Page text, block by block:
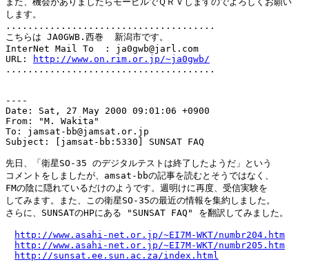
します。
......................................
こちらは JA0GWB.西巻  新潟市です。
InterNet Mail To  : ja0gwb@jarl.com
URL:
http://www.on.rim.or.jp/~ja0gwb/
......................................
----
Date: Sat, 27 May 2000 09:01:06 +0900
From: "M. Wakita"
To: jamsat-bb@jamsat.or.jp
Subject: [jamsat-bb:5330] SUNSAT FAQ
先日、「衛星SO-35 のデジタルテストは終了したようだ」という
コメントをしましたが、amsat-bbの記事を読むとそうではなく、
FMの陰に隠れているだけのようです。週明けに再度、受信実験を
してみます。また、この衛星SO-35の最近の情報を集約しました。
さらに、SUNSATのHPにある "SUNSAT FAQ" を翻訳してみました。
http://www.asahi-net.or.jp/~EI7M-WKT/numbr204.htm
http://www.asahi-net.or.jp/~EI7M-WKT/numbr205.htm
http://sunsat.ee.sun.ac.za/index.html